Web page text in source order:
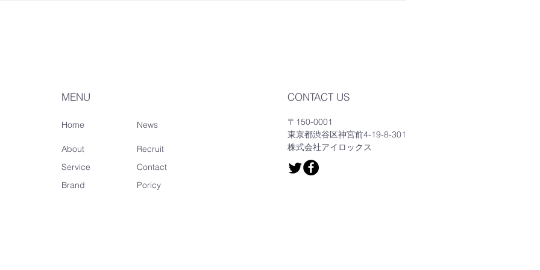
MENU
Home News
About
Service
Brand
Recruit
Contact
Poricy
CONTACT US
〒150-0001
東京都渋谷区神宮前4-19-8-301
​株式会社アイロックス